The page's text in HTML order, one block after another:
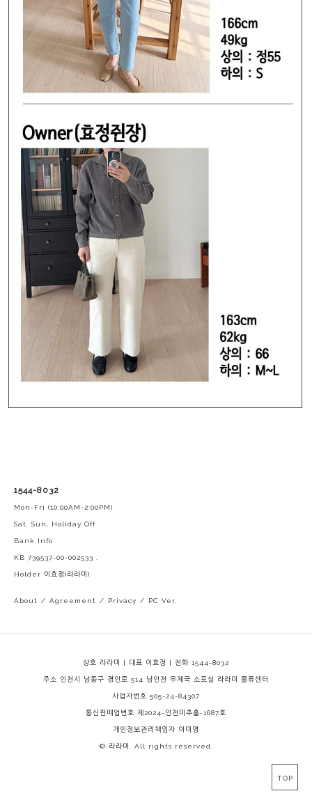
1544-8032
Mon-Fri (10:00AM-2:00PM)
Sat, Sun, Holiday Off
Bank Info
KB 739537-00-002533 .
Holder 이효정(라라미)
About / Agreement / Privacy / PC Ver.
상호 라라미 | 대표 이효정 | 전화 1544-8032
주소 인천시 남동구 경인로 514 남인천 우체국 소포실 라라미 물류센터
사업자번호 505-24-84307
통신판매업번호 제2024-인천미추홀-1687호
개인정보관리책임자 이미영
© 라라미. All rights reserved.
TOP